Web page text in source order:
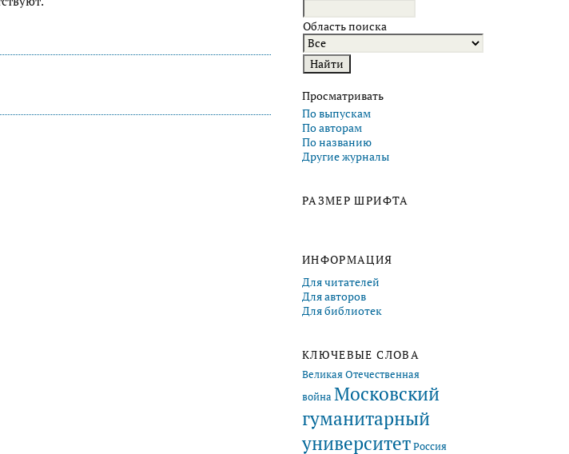
Область поиска
Просматривать
По выпускам
По авторам
По названию
Другие журналы
РАЗМЕР ШРИФТА
ИНФОРМАЦИЯ
Для читателей
Для авторов
Для библиотек
КЛЮЧЕВЫЕ СЛОВА
Великая Отечественная
войнаМосковский
гуманитарный
университетРоссия